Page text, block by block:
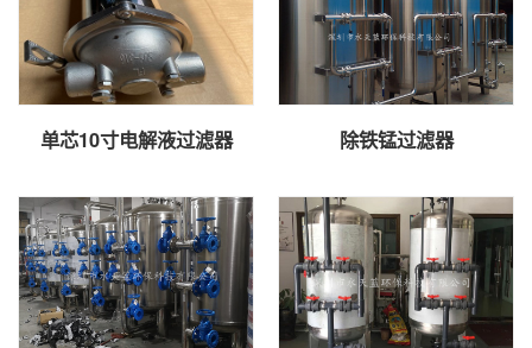
单芯10寸电解液过滤器 除铁锰过滤器